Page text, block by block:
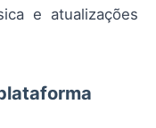
e atualizações